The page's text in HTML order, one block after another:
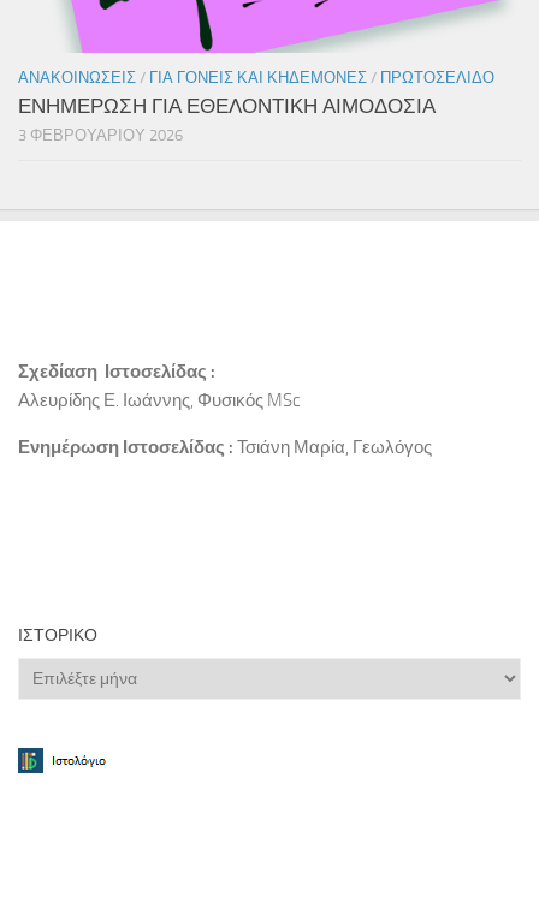
ΑΝΑΚΟΙΝΏΣΕΙΣ / ΓΙΑ ΓΟΝΕΊΣ ΚΑΙ ΚΗΔΕΜΌΝΕΣ / ΠΡΩΤΟΣΈΛΙΔΟ
ΕΝΗΜΕΡΩΣΗ ΓΙΑ ΕΘΕΛΟΝΤΙΚΗ ΑΙΜΟΔΟΣΙΑ
3 ΦΕΒΡΟΥΑΡΊΟΥ 2026
Σχεδίαση Ιστοσελίδας :
Αλευρίδης Ε. Ιωάννης, Φυσικός MSc
Ενημέρωση Ιστοσελίδας : Τσιάνη Μαρία, Γεωλόγος
ΙΣΤΟΡΙΚΌ
Ιστορικό